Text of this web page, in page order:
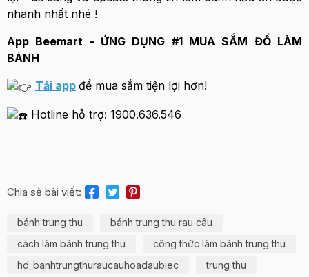
nhanh nhất nhé !
App Beemart - ỨNG DỤNG #1 MUA SẮM ĐỒ LÀM
BÁNH
Tải app để mua sắm tiện lợi hơn!
Hotline hỗ trợ: 1900.636.546
Chia sẻ bài viết:
bánh trung thu
bánh trung thu rau câu
cách làm bánh trung thu
công thức làm bánh trung thu
hd_banhtrungthuraucauhoadaubiec
trung thu